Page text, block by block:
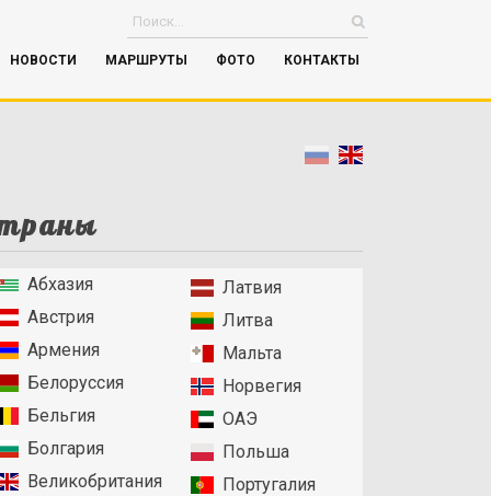
НОВОСТИ МАРШРУТЫ ФОТО КОНТАКТЫ
Абхазия
Австрия
Армения
Белоруссия
Бельгия
Болгария
Великобритания
Латвия
Литва
Мальта
Норвегия
ОАЭ
Польша
Португалия